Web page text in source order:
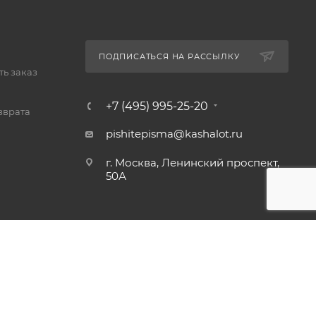
заказ
ПОДПИСАТЬСЯ НА РАССЫЛКУ
+7 (495) 995-25-20​
pishitepisma@kashalot.ru
г. Москва, Ленинский проспект,
50А​